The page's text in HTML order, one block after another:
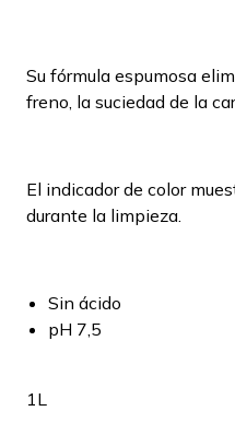
Su fórmula espumosa
freno, la suciedad de la
El indicador de color
durante la limpieza.
Sin ácido
pH 7,5
1L